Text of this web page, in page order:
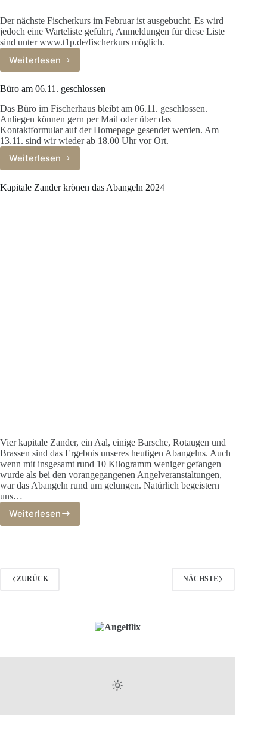
Der nächste Fischerkurs im Februar ist ausgebucht. Es wird
jedoch eine Warteliste geführt, Anmeldungen für diese Liste
sind unter www.t1p.de/fischerkurs möglich.
WeiterlesenFischerkurs
–
Büro am 06.11. geschlossen
Das Büro im Fischerhaus bleibt am 06.11. geschlossen.
Anliegen können gern per Mail oder über das
Kontaktformular auf der Homepage gesendet werden. Am
13.11. sind wir wieder ab 18.00 Uhr vor Ort.
Weiterlesen
Büro
06.11.
Kapitale Zander krönen das Abangeln 2024
Vier kapitale Zander, ein Aal, einige Barsche, Rotaugen und
Brassen sind das Ergebnis unseres heutigen Abangelns. Auch
wenn mit insgesamt rund 10 Kilogramm weniger gefangen
wurde als bei den vorangegangenen Angelveranstaltungen,
war das Abangeln rund um gelungen. Natürlich begeistern
uns…
Weiterlesen
Kapitale
2024
ZURÜCK NÄCHSTE